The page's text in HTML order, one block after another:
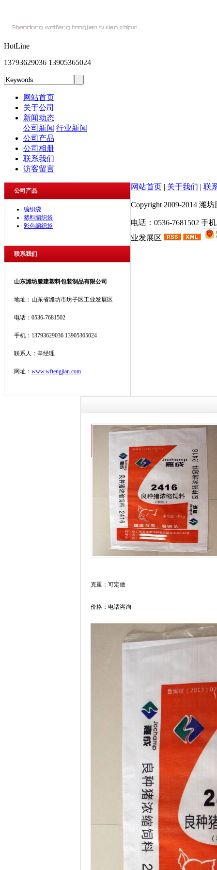
HotLine
13793629036 13905365024
网站首页
关于公司
新闻动态
公司新闻 行业新闻
公司产品
公司相册
联系我们
访客留言
公司产品
编织袋
塑料编织袋
彩色编织袋
联系我们
山东潍坊滕建塑料包装制品有限公司
地址：山东省潍坊市坊子区工业发展区
电话：0536-7681502
手机：13793629036 13905365024
联系人：辛经理
网址： www.wftengjian.com
克重：可定做
价格：电话咨询
网站首页 | 关于我们 | 联
Copyright 2009-2014 潍
电话：0536-7681502 手
业发展区